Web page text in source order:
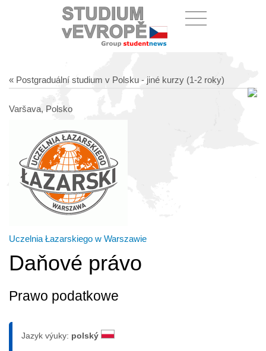
« Postgraduální studium v Polsku - jiné kurzy (1-2 roky)
Varšava, Polsko
Uczelnia Łazarskiego w Warszawie
Daňové právo
Prawo podatkowe
Jazyk výuky: polský